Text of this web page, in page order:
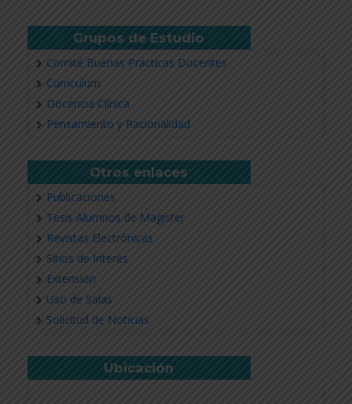
Grupos de Estudio
Comité Buenas Practicas Docentes
Currículum
Docencia Clínica
Pensamiento y Racionalidad
Otros enlaces
Publicaciones
Tesis Alumnos de Magíster
Revistas Electrónicas
Sitios de Interés
Extensión
Uso de Salas
Solicitud de Noticias
Ubicación